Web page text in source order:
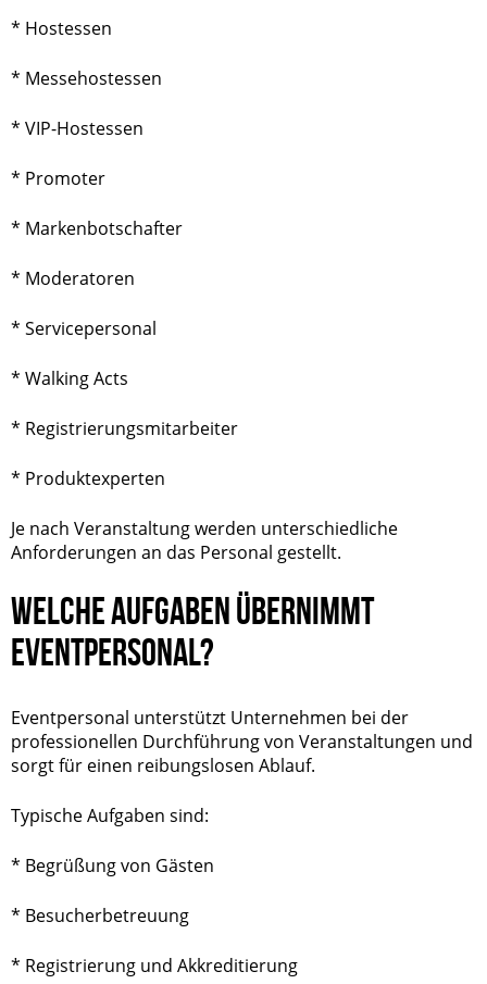
* Hostessen
* Messehostessen
* VIP-Hostessen
* Promoter
* Markenbotschafter
* Moderatoren
* Servicepersonal
* Walking Acts
* Registrierungsmitarbeiter
* Produktexperten
Je nach Veranstaltung werden unterschiedliche
Anforderungen an das Personal gestellt.
WELCHE AUFGABEN ÜBERNIMMT
EVENTPERSONAL?
Eventpersonal unterstützt Unternehmen bei der
professionellen Durchführung von Veranstaltungen und
sorgt für einen reibungslosen Ablauf.
Typische Aufgaben sind:
* Begrüßung von Gästen
* Besucherbetreuung
* Registrierung und Akkreditierung